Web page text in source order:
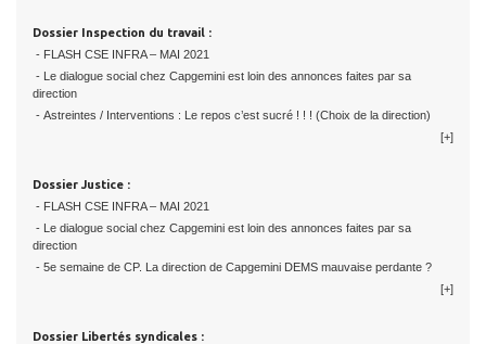
Dossier Inspection du travail :
- FLASH CSE INFRA – MAI 2021
- Le dialogue social chez Capgemini est loin des annonces faites par sa
direction
- Astreintes / Interventions : Le repos c’est sucré ! ! ! (Choix de la direction)
[+]
Dossier Justice :
- FLASH CSE INFRA – MAI 2021
- Le dialogue social chez Capgemini est loin des annonces faites par sa
direction
- 5e semaine de CP. La direction de Capgemini DEMS mauvaise perdante ?
[+]
Dossier Libertés syndicales :